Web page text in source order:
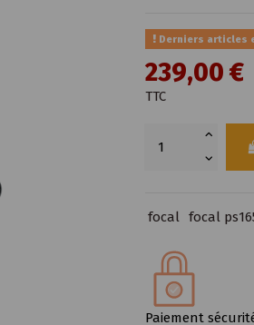
Derniers articles
239,00 €
TTC
focal focal
Paiement